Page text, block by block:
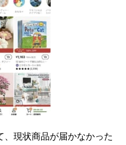
現状商品が届かなかった